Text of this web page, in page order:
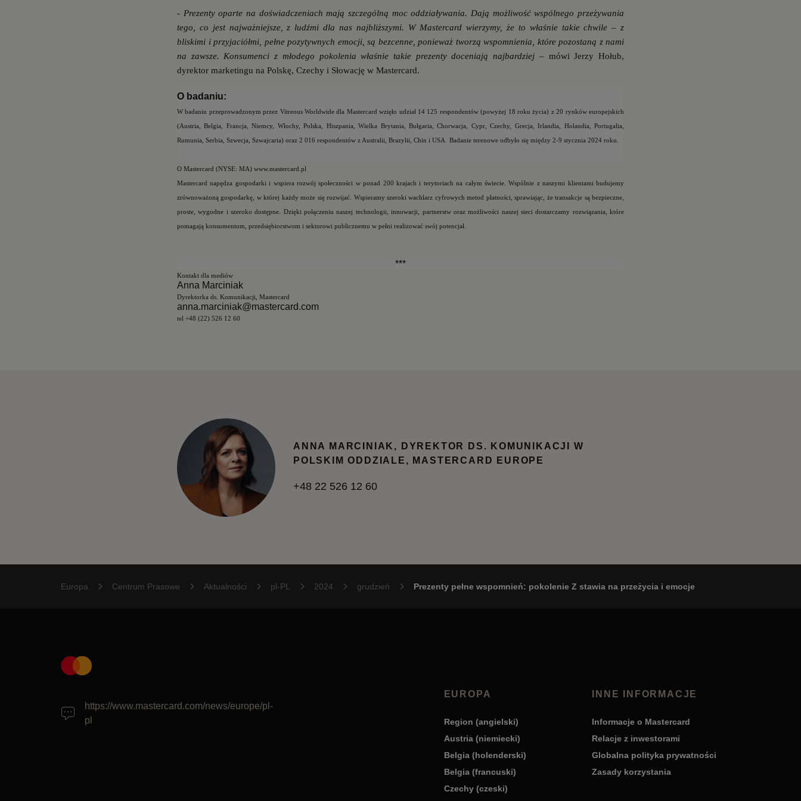
- Prezenty oparte na doświadczeniach mają szczególną moc oddziaływania. Dają możliwość wspólnego przeżywania
tego, co jest najważniejsze, z ludźmi dla nas najbliższymi. W Mastercard wierzymy, że to właśnie takie chwile – z
bliskimi i przyjaciółmi, pełne pozytywnych emocji, są bezcenne, ponieważ tworzą wspomnienia, które pozostaną z nami
na zawsze.Konsumenci z młodego pokolenia właśnie takie prezenty doceniają najbardziej – mówi Jerzy Hołub,
dyrektor marketingu na Polskę, Czechy i Słowację w Mastercard.
O badaniu:
W badaniu przeprowadzonym przez Vitreous Worldwide dla Mastercard wzięło udział 14 125 respondentów(powyżej 18 roku życia) z 20 rynków europejskich
(Austria, Belgia, Francja, Niemcy, Włochy, Polska, Hiszpania, Wielka Brytania, Bułgaria, Chorwacja, Cypr, Czechy, Grecja, Irlandia, Holandia, Portugalia,
Rumunia, Serbia, Szwecja, Szwajcaria) oraz 2 016 respondentów z Australii, Brazylii, Chin i USA. Badanie terenowe odbyło się między 2-9 stycznia 2024 roku.
O Mastercard (NYSE: MA) www.mastercard.pl
Mastercard napędza gospodarki i wspiera rozwój społeczności w ponad 200 krajach i terytoriach na całym świecie. Wspólnie z naszymi klientami budujemy
zrównoważoną gospodarkę, w której każdy może się rozwijać. Wspieramy szeroki wachlarz cyfrowych metod płatności, sprawiając, że transakcje są bezpieczne,
proste, wygodne i szeroko dostępne. Dzięki połączeniu naszej technologii, innowacji, partnerstw oraz możliwości naszej sieci dostarczamy rozwiązania, które
pomagają konsumentom, przedsiębiorstwom i sektorowi publicznemu w pełni realizować swój potencjał.
***
Kontakt dla mediów
Anna Marciniak
Dyrektorka ds. Komunikacji, Mastercard
anna.marciniak@mastercard.com
tel +48 (22) 526 12 60
ANNA MARCINIAK, DYREKTOR DS. KOMUNIKACJI W
POLSKIM ODDZIALE, MASTERCARD EUROPE
+48 22 526 12 60
Europa Centrum Prasowe Aktualności pl-PL 2024 grudzień Prezenty pełne wspomnień: pokolenie Z stawia na przeżycia i emocje
https://www.mastercard.com/news/europe/pl-
pl
EUROPA
Region (angielski)
Austria (niemiecki)
Belgia (holenderski)
Belgia (francuski)
Czechy (czeski)
INNE INFORMACJE
Informacje o Mastercard
Relacje z inwestorami
Globalna polityka prywatności
Zasady korzystania